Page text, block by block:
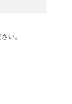
い。